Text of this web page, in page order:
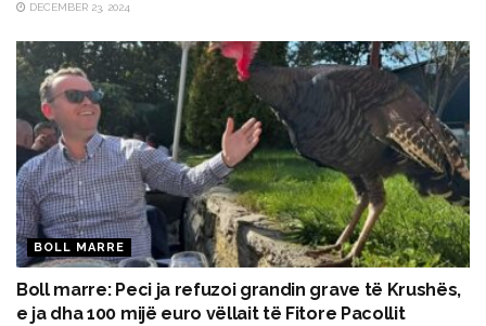
DECEMBER 23, 2024
BOLL MARRE
Boll marre: Peci ja refuzoi grandin grave të Krushës,
e ja dha 100 mijë euro vëllait të Fitore Pacollit